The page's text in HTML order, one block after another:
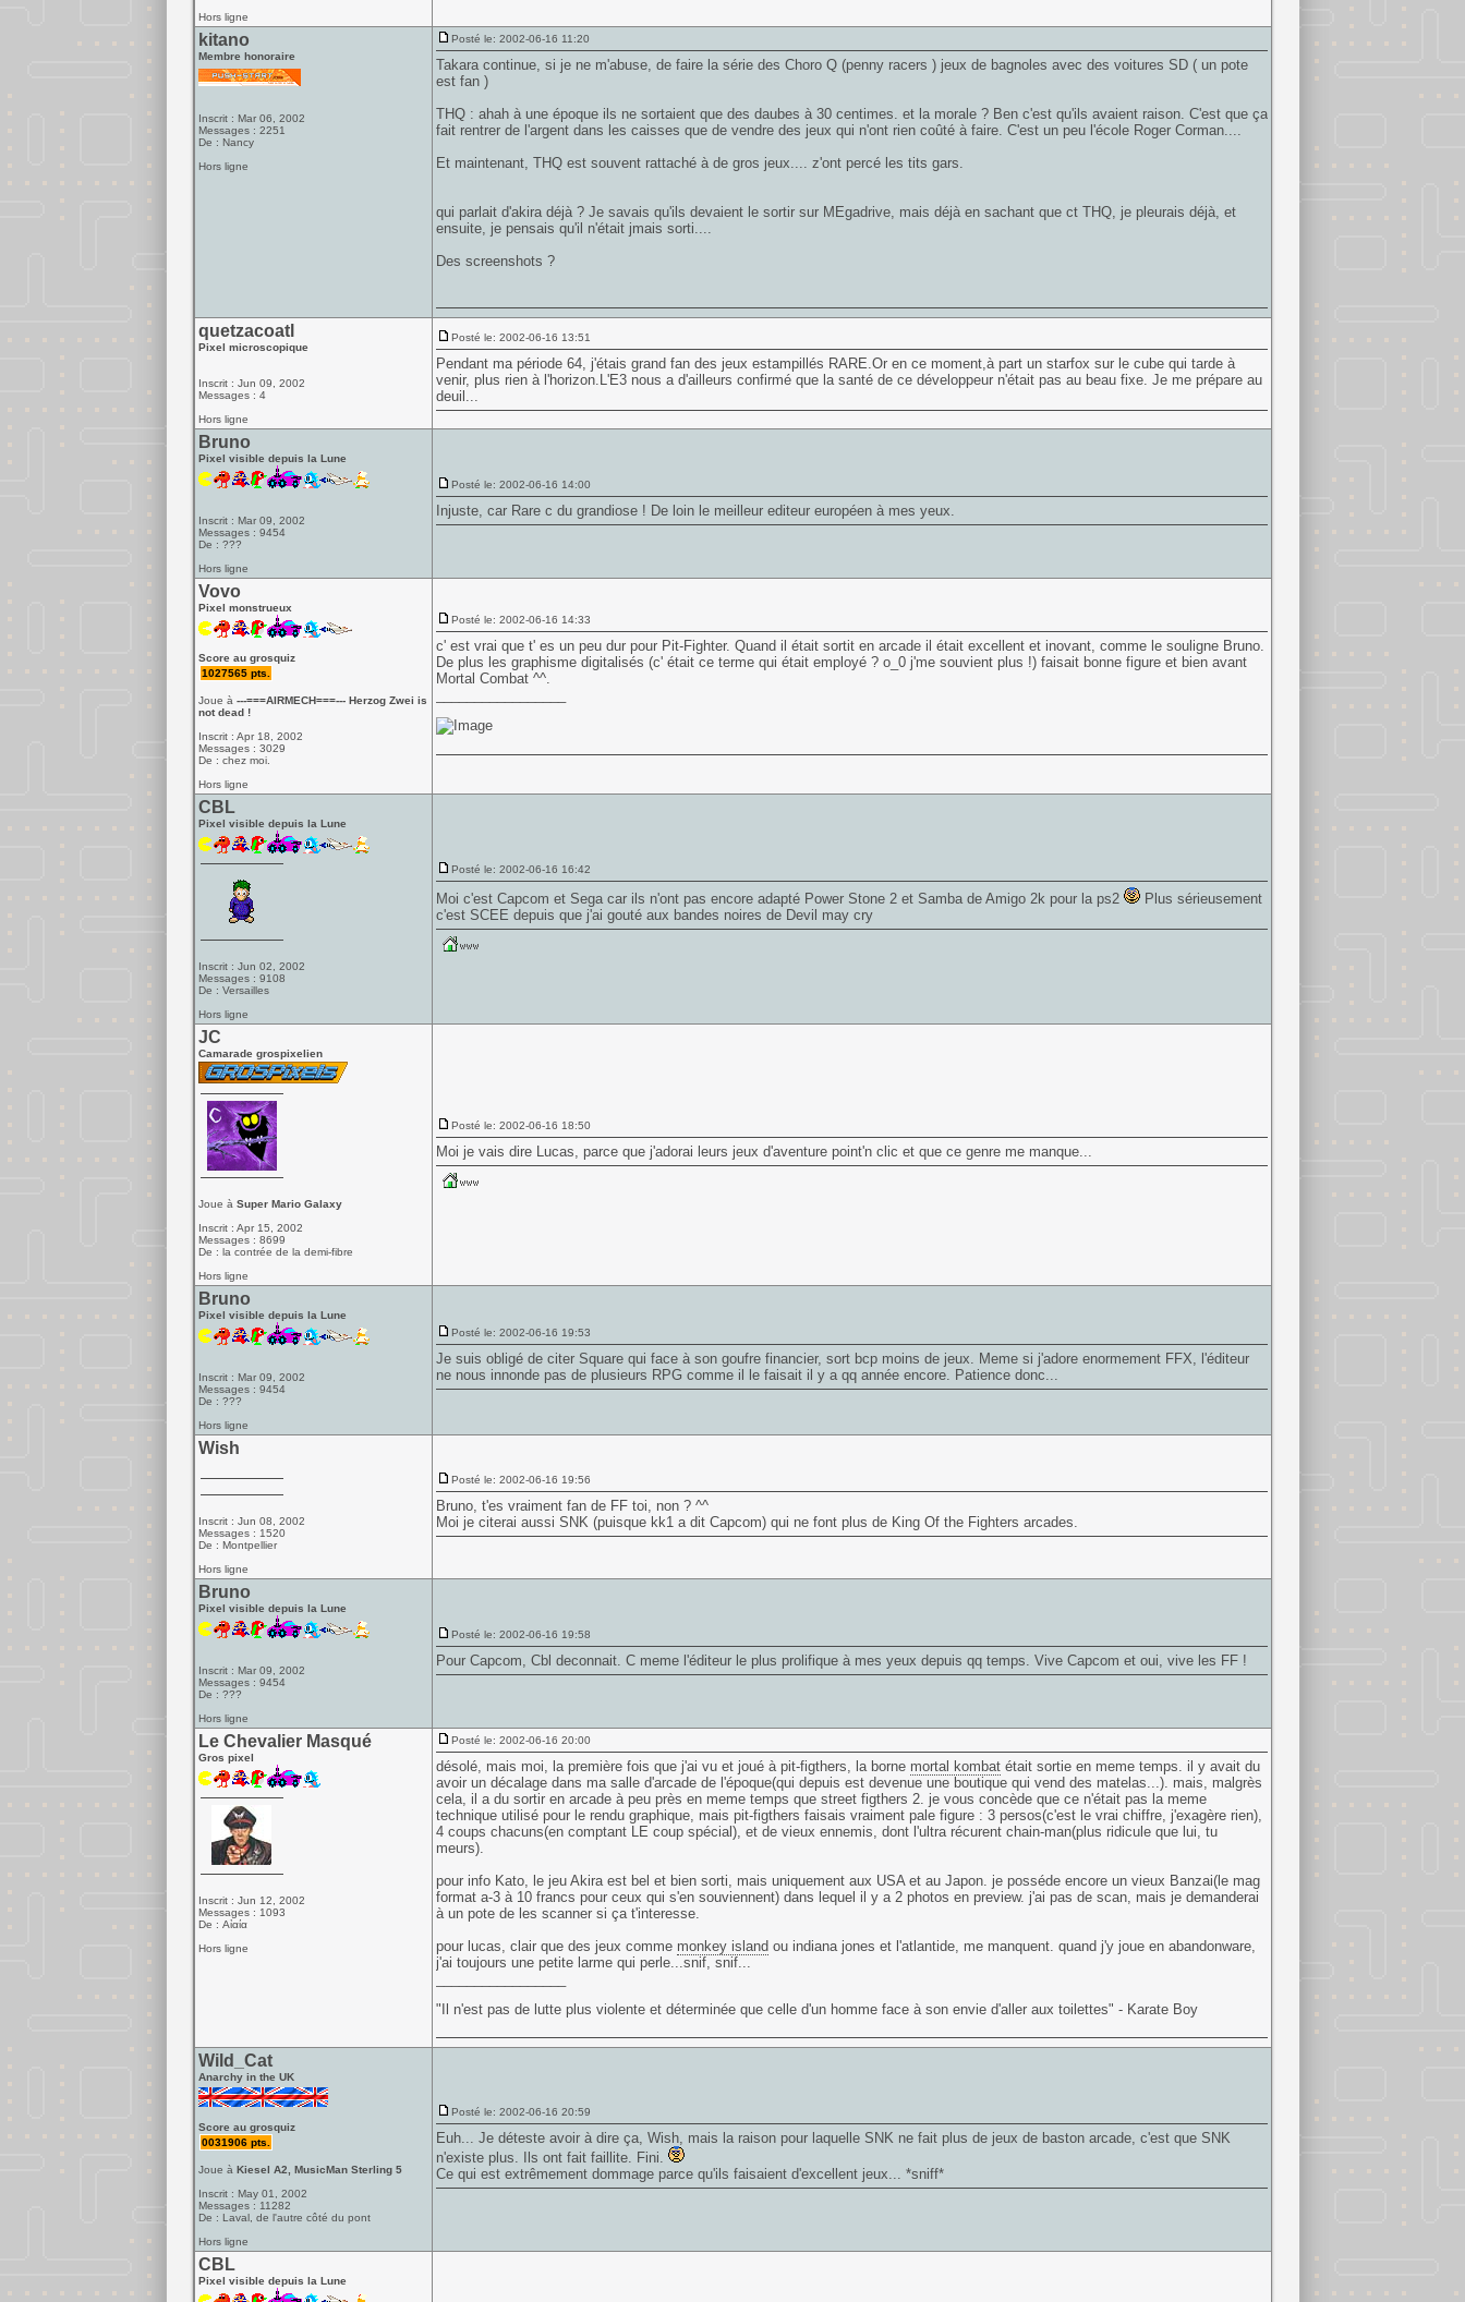
Hors ligne
kitano
Membre honoraire
Inscrit : Mar 06, 2002
Messages : 2251
De : Nancy
Hors ligne
Posté le: 2002-06-16 11:20
Takara continue, si je ne m'abuse, de faire la série des Choro Q (penny racers ) jeux de bagnoles avec des voitures SD ( un pote
est fan )
THQ : ahah à une époque ils ne sortaient que des daubes à 30 centimes. et la morale ? Ben c'est qu'ils avaient raison. C'est que ça
fait rentrer de l'argent dans les caisses que de vendre des jeux qui n'ont rien coûté à faire. C'est un peu l'école Roger Corman....
Et maintenant, THQ est souvent rattaché à de gros jeux.... z'ont percé les tits gars.
qui parlait d'akira déjà ? Je savais qu'ils devaient le sortir sur MEgadrive, mais déjà en sachant que ct THQ, je pleurais déjà, et
ensuite, je pensais qu'il n'était jmais sorti....
Des screenshots ?
quetzacoatl
Pixel microscopique
Inscrit : Jun 09, 2002
Messages : 4
Hors ligne
Posté le: 2002-06-16 13:51
Pendant ma période 64, j'étais grand fan des jeux estampillés RARE.Or en ce moment,à part un starfox sur le cube qui tarde à
venir, plus rien à l'horizon.L'E3 nous a d'ailleurs confirmé que la santé de ce développeur n'était pas au beau fixe. Je me prépare au
deuil...
Bruno
Pixel visible depuis la Lune
Inscrit : Mar 09, 2002
Messages : 9454
De : ???
Hors ligne
Posté le: 2002-06-16 14:00
Injuste, car Rare c du grandiose ! De loin le meilleur editeur européen à mes yeux.
Vovo
Pixel monstrueux
Score au grosquiz
1027565 pts.
Joue à ---===AIRMECH===--- Herzog Zwei is
not dead !
Inscrit : Apr 18, 2002
Messages : 3029
De : chez moi.
Hors ligne
Posté le: 2002-06-16 14:33
c' est vrai que t' es un peu dur pour Pit-Fighter. Quand il était sortit en arcade il était excellent et inovant, comme le souligne Bruno.
De plus les graphisme digitalisés (c' était ce terme qui était employé ? o_0 j'me souvient plus !) faisait bonne figure et bien avant
Mortal Combat ^^.
CBL
Pixel visible depuis la Lune
Inscrit : Jun 02, 2002
Messages : 9108
De : Versailles
Hors ligne
Posté le: 2002-06-16 16:42
Moi c'est Capcom et Sega car ils n'ont pas encore adapté Power Stone 2 et Samba de Amigo 2k pour la ps2
Plus sérieusement
c'est SCEE depuis que j'ai gouté aux bandes noires de Devil may cry
JC
Camarade grospixelien
Joue à Super Mario Galaxy
Inscrit : Apr 15, 2002
Messages : 8699
De : la contrée de la demi-fibre
Hors ligne
Posté le: 2002-06-16 18:50
Moi je vais dire Lucas, parce que j'adorai leurs jeux d'aventure point'n clic et que ce genre me manque...
Bruno
Pixel visible depuis la Lune
Inscrit : Mar 09, 2002
Messages : 9454
De : ???
Hors ligne
Posté le: 2002-06-16 19:53
Je suis obligé de citer Square qui face à son goufre financier, sort bcp moins de jeux. Meme si j'adore enormement FFX, l'éditeur
ne nous innonde pas de plusieurs RPG comme il le faisait il y a qq année encore. Patience donc...
Wish
Inscrit : Jun 08, 2002
Messages : 1520
De : Montpellier
Hors ligne
Posté le: 2002-06-16 19:56
Bruno, t'es vraiment fan de FF toi, non ? ^^
Moi je citerai aussi SNK (puisque kk1 a dit Capcom) qui ne font plus de King Of the Fighters arcades.
Bruno
Pixel visible depuis la Lune
Inscrit : Mar 09, 2002
Messages : 9454
De : ???
Hors ligne
Posté le: 2002-06-16 19:58
Pour Capcom, Cbl deconnait. C meme l'éditeur le plus prolifique à mes yeux depuis qq temps. Vive Capcom et oui, vive les FF !
Le Chevalier Masqué
Gros pixel
Inscrit : Jun 12, 2002
Messages : 1093
De : Αἰαία
Hors ligne
Posté le: 2002-06-16 20:00
désolé, mais moi, la première fois que j'ai vu et joué à pit-figthers, la borne mortal kombatétait sortie en meme temps. il y avait du
avoir un décalage dans ma salle d'arcade de l'époque(qui depuis est devenue une boutique qui vend des matelas...). mais, malgrès
cela, il a du sortir en arcade à peu près en meme temps que street figthers 2. je vous concède que ce n'était pas la meme
technique utilisé pour le rendu graphique, mais pit-figthers faisais vraiment pale figure : 3 persos(c'est le vrai chiffre, j'exagère rien),
4 coups chacuns(en comptant LE coup spécial), et de vieux ennemis, dont l'ultra récurent chain-man(plus ridicule que lui, tu
meurs).
pour info Kato, le jeu Akira est bel et bien sorti, mais uniquement aux USA et au Japon. je posséde encore un vieux Banzai(le mag
format a-3 à 10 francs pour ceux qui s'en souviennent) dans lequel il y a 2 photos en preview. j'ai pas de scan, mais je demanderai
à un pote de les scanner si ça t'interesse.
pour lucas, clair que des jeux comme monkey island ou indiana jones et l'atlantide, me manquent. quand j'y joue en abandonware,
j'ai toujours une petite larme qui perle...snif, snif...
"Il n'est pas de lutte plus violente et déterminée que celle d'un homme face à son envie d'aller aux toilettes" - Karate Boy
Wild_Cat
Anarchy in the UK
Score au grosquiz
0031906 pts.
Joue à Kiesel A2, MusicMan Sterling 5
Inscrit : May 01, 2002
Messages : 11282
De : Laval, de l'autre côté du pont
Hors ligne
Posté le: 2002-06-16 20:59
Euh... Je déteste avoir à dire ça, Wish, mais la raison pour laquelle SNK ne fait plus de jeux de baston arcade, c'est que SNK
n'existe plus. Ils ont fait faillite. Fini.
Ce qui est extrêmement dommage parce qu'ils faisaient d'excellent jeux... *sniff*
CBL
Pixel visible depuis la Lune